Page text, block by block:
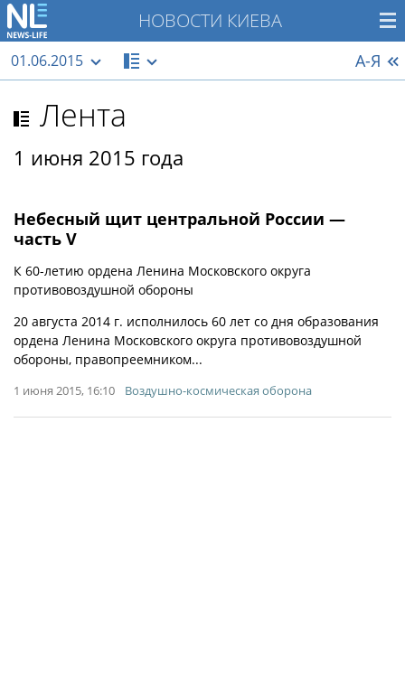
НОВОСТИ КИЕВА
01.06.2015 А-Я
Лента
1 июня 2015 года
Небесный щит центральной России —
часть V
К 60-летию ордена Ленина Московского округа
противовоздушной обороны
20 августа 2014 г. исполнилось 60 лет со дня образования
ордена Ленина Московского округа противовоздушной
обороны, правопреемником...
1 июня 2015, 16:10 Воздушно-космическая оборона